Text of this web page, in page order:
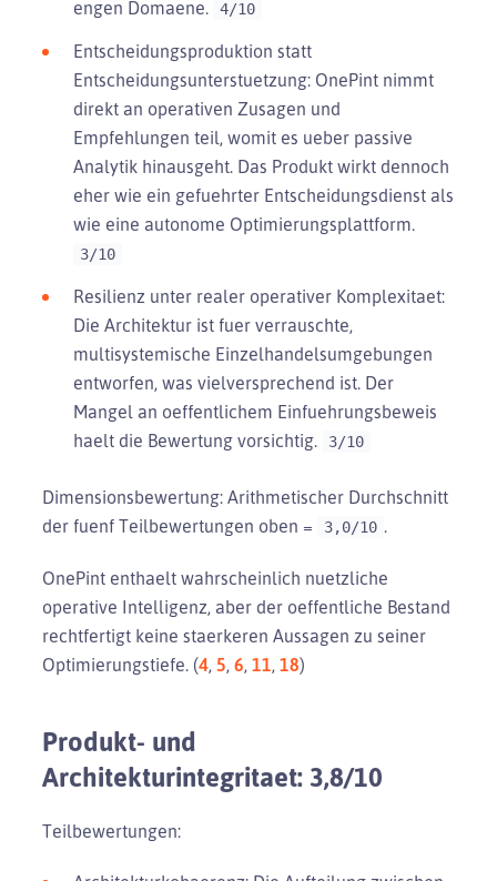
engen Domaene.
4/10
Entscheidungsproduktion statt
Entscheidungsunterstuetzung: OnePint nimmt
direkt an operativen Zusagen und
Empfehlungen teil, womit es ueber passive
Analytik hinausgeht. Das Produkt wirkt dennoch
eher wie ein gefuehrter Entscheidungsdienst als
wie eine autonome Optimierungsplattform.
3/10
Resilienz unter realer operativer Komplexitaet:
Die Architektur ist fuer verrauschte,
multisystemische Einzelhandelsumgebungen
entworfen, was vielversprechend ist. Der
Mangel an oeffentlichem Einfuehrungsbeweis
haelt die Bewertung vorsichtig.
3/10
Dimensionsbewertung: Arithmetischer Durchschnitt
der fuenf Teilbewertungen oben =
3,0/10 .
OnePint enthaelt wahrscheinlich nuetzliche
operative Intelligenz, aber der oeffentliche Bestand
rechtfertigt keine staerkeren Aussagen zu seiner
Optimierungstiefe. (4, 5, 6, 11, 18)
Produkt- und
Architekturintegritaet: 3,8/10
Teilbewertungen: